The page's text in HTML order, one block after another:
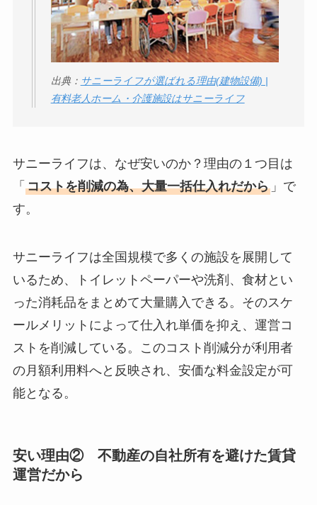
出典： サニーライフが選ばれる理由(建物設備) |
有料老人ホーム・介護施設はサニーライフ
サニーライフは、なぜ安いのか？理由の１つ目は
「 コストを削減の為、大量一括仕入れだから」で
す。
サニーライフは全国規模で多くの施設を展開して
いるため、トイレットペーパーや洗剤、食材とい
った消耗品をまとめて大量購入できる。そのスケ
ールメリットによって仕入れ単価を抑え、運営コ
ストを削減している。このコスト削減分が利用者
の月額利用料へと反映され、安価な料金設定が可
能となる。
安い理由② 不動産の自社所有を避けた賃貸
運営だから